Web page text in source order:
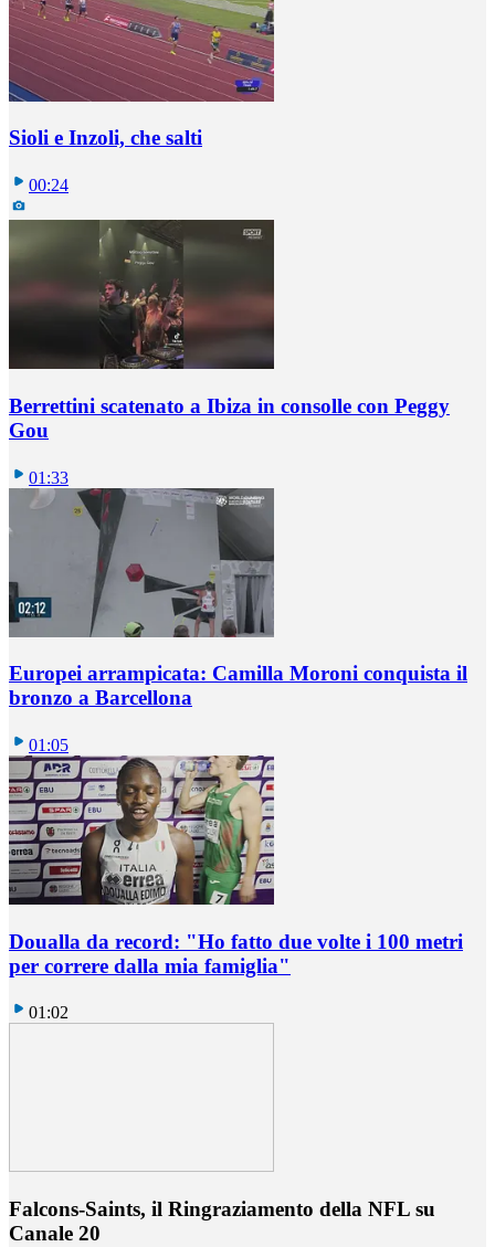
Sioli e Inzoli, che salti
00:24
Berrettini scatenato a Ibiza in consolle con Peggy
Gou
01:33
Europei arrampicata: Camilla Moroni conquista il
bronzo a Barcellona
01:05
Doualla da record: "Ho fatto due volte i 100 metri
per correre dalla mia famiglia"
01:02
Falcons-Saints, il Ringraziamento della NFL su
Canale 20